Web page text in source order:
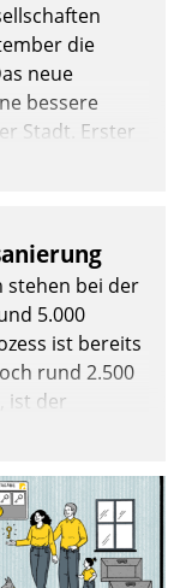
die
neue
bessere
Stadt. Erster
API-Hub mit
stehen bei der
5.000
ist bereits
rund 2.500
ist der
immens. Im
daher
GmbH den